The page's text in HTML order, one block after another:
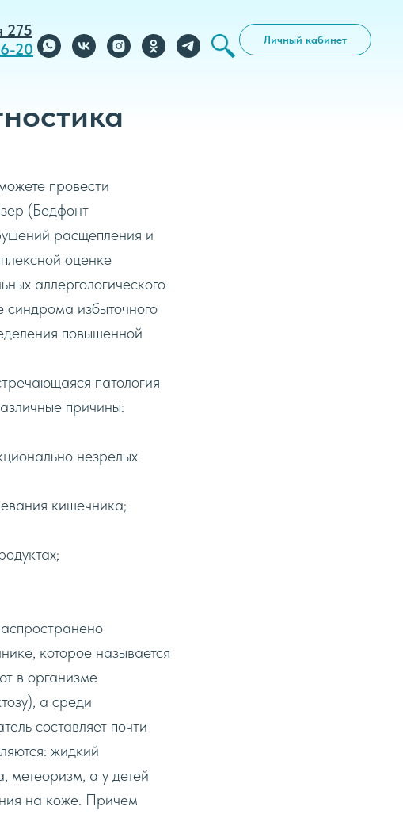
275
20
Личный кабинет
провести
(Бедфонт
расщепления и
оценке
aллергологического
синдрома избыточного
повышенной
патология
причины:
незрелых
кишечника;
которое называется
в организме
a среди
составляет почти
жидкий
метеоризм, a y детей
на коже. Причем